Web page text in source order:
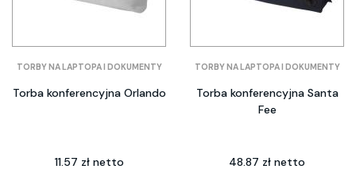
TORBY NA LAPTOPA I DOKUMENTY
Torba konferencyjna Orlando
11.57 zł netto
TORBY NA LAPTOPA I DOKUMENTY
Torba konferencyjna Santa
Fee
48.87 zł netto